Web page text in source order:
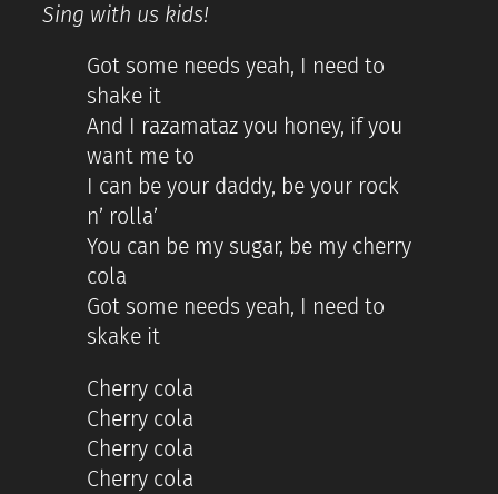
Sing with us kids!
Got some needs yeah, I need to
shake it
And I razamataz you honey, if you
want me to
I can be your daddy, be your rock
n’ rolla’
You can be my sugar, be my cherry
cola
Got some needs yeah, I need to
skake it
Cherry cola
Cherry cola
Cherry cola
Cherry cola